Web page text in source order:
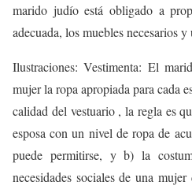
marido judío está obligado a
adecuada, los muebles necesarios
Ilustraciones: Vestimenta: El
mujer la ropa apropiada para cada
calidad del vestuario , la regla es
esposa con un nivel de ropa de
puede permitirse, y b) la
necesidades sociales de una